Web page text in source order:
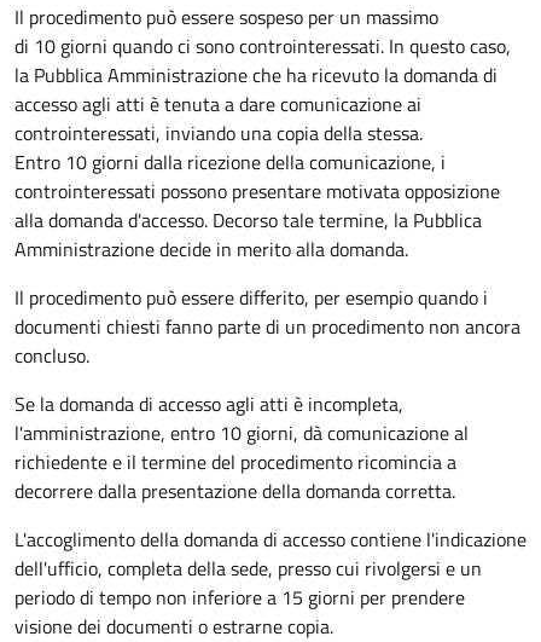
Il procedimento può essere sospeso per un massimo
di 10 giorni quando ci sono controinteressati. In questo caso,
la Pubblica Amministrazione che ha ricevuto la domanda di
accesso agli atti è tenuta a dare comunicazione ai
controinteressati, inviando una copia della stessa.
Entro 10 giorni dalla ricezione della comunicazione, i
controinteressati possono presentare motivata opposizione
alla domanda d'accesso. Decorso tale termine, la Pubblica
Amministrazione decide in merito alla domanda.
Il procedimento può essere differito, per esempio quando i
documenti chiesti fanno parte di un procedimento non ancora
concluso.
Se la domanda di accesso agli atti è incompleta,
l'amministrazione, entro 10 giorni, dà comunicazione al
richiedente e il termine del procedimento ricomincia a
decorrere dalla presentazione della domanda corretta.
L'accoglimento della domanda di accesso contiene l'indicazione
dell'ufficio, completa della sede, presso cui rivolgersi e un
periodo di tempo non inferiore a 15 giorni per prendere
visione dei documenti o estrarne copia.